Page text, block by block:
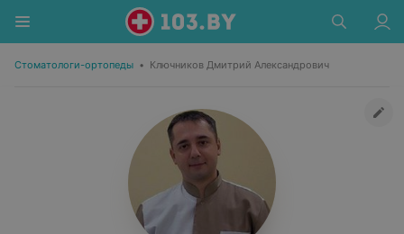
Стоматологи-ортопеды • Ключников Дмитрий Александрович